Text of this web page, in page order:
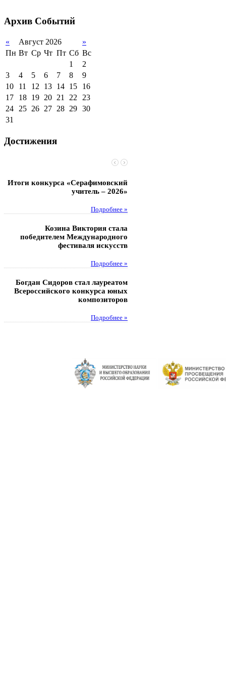
поддержки обучающихся
сотрудничество
Организация питания в
образовательной
организации
Архив Событий
« Август 2026
»
Пн Вт Ср Чт Пт Сб Вс
1
2
3
4 5 6 7 8
9
10
11 12 13 14 15
16
17
18 19 20 21 22 23
24 25 26 27 28 29 30
31
Достижения
Итоги конкурса «Серафимовский
учитель – 2026»
Подробнее »
Козина Виктория стала
победителем Международного
фестиваля искусств
Подробнее »
Богдан Сидоров стал лауреатом
Всероссийского конкурса юных
композиторов
Подробнее »